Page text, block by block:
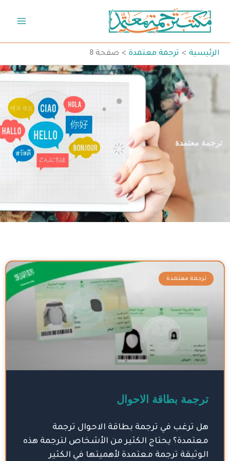
المحتوى
الرئيسية ترجمة معتمدة صفحة 8
ترجمة معتمدة
ترجمة معتمدة
ترجمة بطاقة الاحوال
هل ترغب في ترجمة بطاقة الاحوال ترجمة
معتمدة؟ يحتاج الكثير من الأشخاص لترجمة هذه
الوثيقة ترجمة معتمدة لأهميتها في الكثير
Page
Page
Page